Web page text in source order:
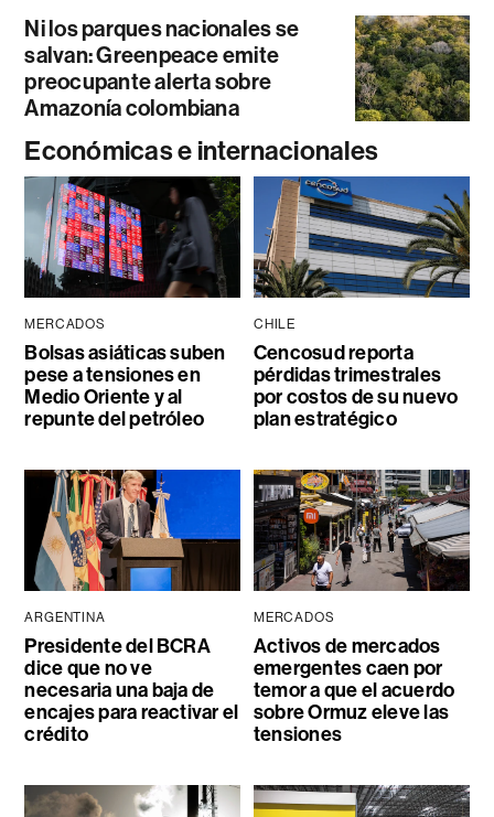
Ni los parques nacionales se
salvan: Greenpeace emite
preocupante alerta sobre
Amazonía colombiana
Económicas e internacionales
MERCADOS
Bolsas asiáticas suben
pese a tensiones en
Medio Oriente y al
repunte del petróleo
CHILE
Cencosud reporta
pérdidas trimestrales
por costos de su nuevo
plan estratégico
ARGENTINA
Presidente del BCRA
dice que no ve
necesaria una baja de
encajes para reactivar el
crédito
MERCADOS
Activos de mercados
emergentes caen por
temor a que el acuerdo
sobre Ormuz eleve las
tensiones